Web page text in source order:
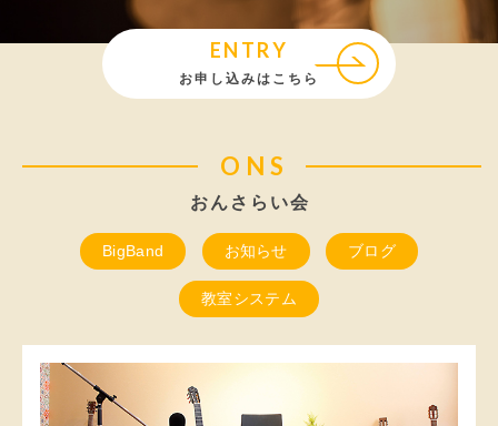
ENTRY
お申し込みはこちら
ONS
おんさらい会
BigBand お知らせ ブログ
教室システム